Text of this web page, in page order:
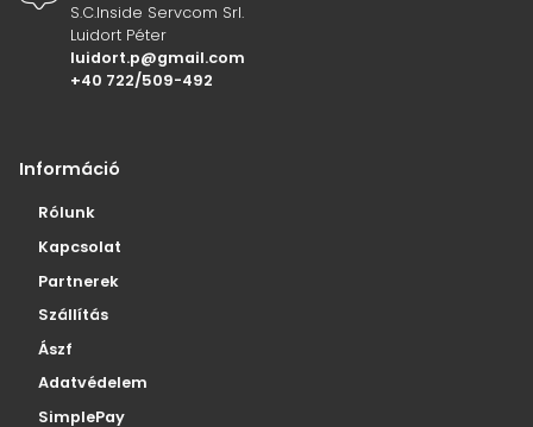
S.C.Inside Servcom Srl.
Luidort Péter
luidort.p@gmail.com
+40 722/509-492
Információ
Rólunk
Kapcsolat
Partnerek
Szállítás
Ászf
Adatvédelem
SimplePay